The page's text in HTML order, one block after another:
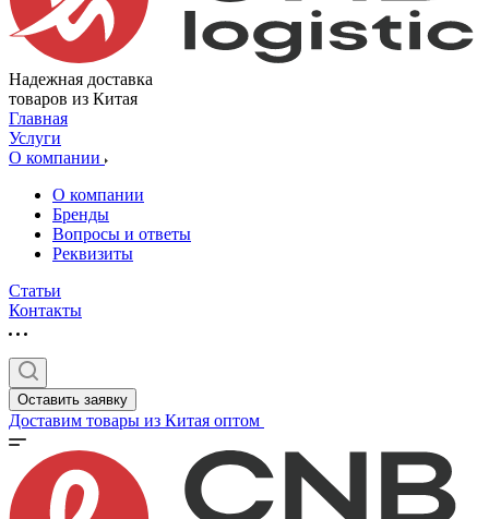
Надежная доставка
товаров из Китая
Главная
Услуги
О компании
О компании
Бренды
Вопросы и ответы
Реквизиты
Статьи
Контакты
Оставить заявку
Доставим товары из Китая оптом